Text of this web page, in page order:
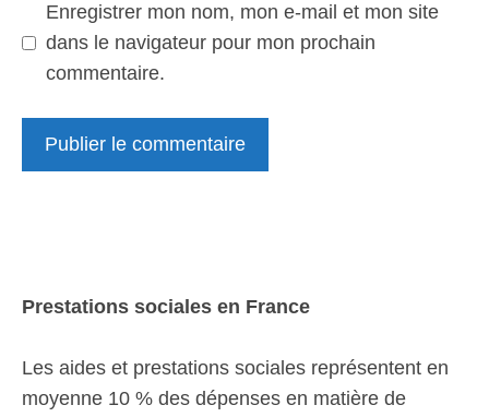
Enregistrer mon nom, mon e-mail et mon site
dans le navigateur pour mon prochain
commentaire.
Prestations sociales en France
Les aides et prestations sociales représentent en
moyenne 10 % des dépenses en matière de